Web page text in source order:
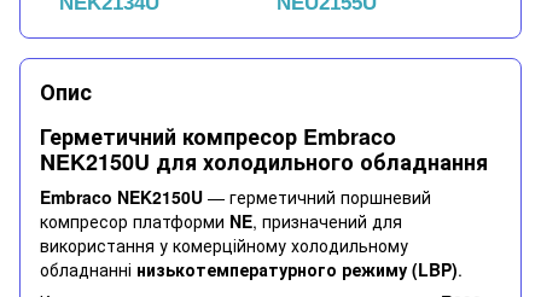
Опис
Герметичний компресор Embraco
NEK2150U для холодильного обладнання
Embraco NEK2150U — герметичний поршневий
компресор платформи NE, призначений для
використання у комерційному холодильному
обладнанні низькотемпературного режиму (LBP).